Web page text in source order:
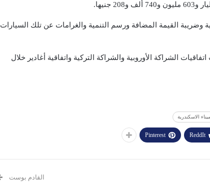
القيمة المضافة ورسم التنمية والغرامات عن تلك السيارات
الشراكة الأوروبية والشراكة التركية واتفاقية أغادير خلال
ميناء الاسكندرية
ReddIt
Pinterest
القادم بوست